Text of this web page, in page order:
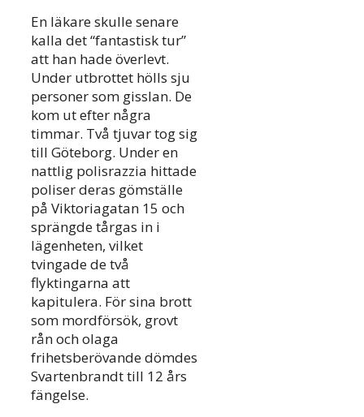
En läkare skulle senare
kalla det “fantastisk tur”
att han hade överlevt.
Under utbrottet hölls sju
personer som gisslan. De
kom ut efter några
timmar. Två tjuvar tog sig
till Göteborg. Under en
nattlig polisrazzia hittade
poliser deras gömställe
på Viktoriagatan 15 och
sprängde tårgas in i
lägenheten, vilket
tvingade de två
flyktingarna att
kapitulera. För sina brott
som mordförsök, grovt
rån och olaga
frihetsberövande dömdes
Svartenbrandt till 12 års
fängelse.